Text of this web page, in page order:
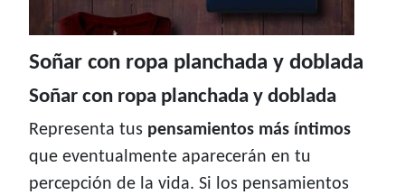
Soñar con ropa planchada y doblada
Soñar con ropa planchada y doblada
Representa tus pensamientos más íntimos
que eventualmente aparecerán en tu
percepción de la vida. Si los pensamientos